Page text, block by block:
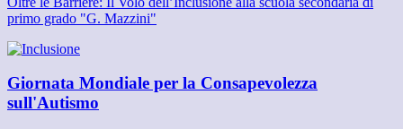
primo grado "G. Mazzini"
Giornata Mondiale per la Consapevolezza
sull'Autismo